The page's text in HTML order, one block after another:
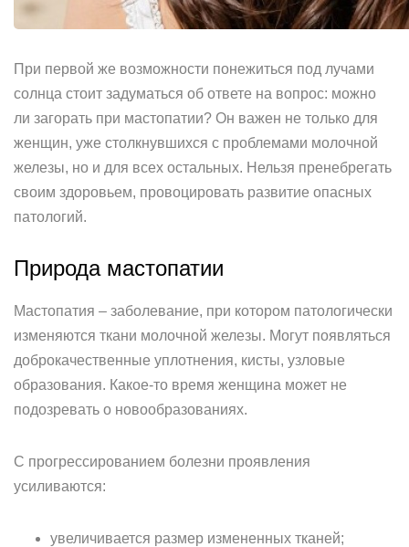
При первой же возможности понежиться под лучами
солнца стоит задуматься об ответе на вопрос: можно
ли загорать при мастопатии? Он важен не только для
женщин, уже столкнувшихся с проблемами молочной
железы, но и для всех остальных. Нельзя пренебрегать
своим здоровьем, провоцировать развитие опасных
патологий.
Природа мастопатии
Мастопатия – заболевание, при котором патологически
изменяются ткани молочной железы. Могут появляться
доброкачественные уплотнения, кисты, узловые
образования. Какое-то время женщина может не
подозревать о новообразованиях.
С прогрессированием болезни проявления
усиливаются:
увеличивается размер измененных тканей;